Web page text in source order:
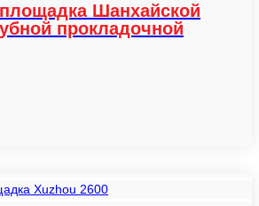
Шанхайской
прокладочной